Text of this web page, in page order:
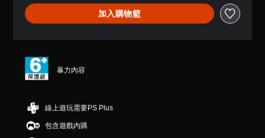
3
.
（
滿
分
顆
星
）
，
加入購物籃
暴力內容
線上遊玩需要PS Plus
包含遊戲內購